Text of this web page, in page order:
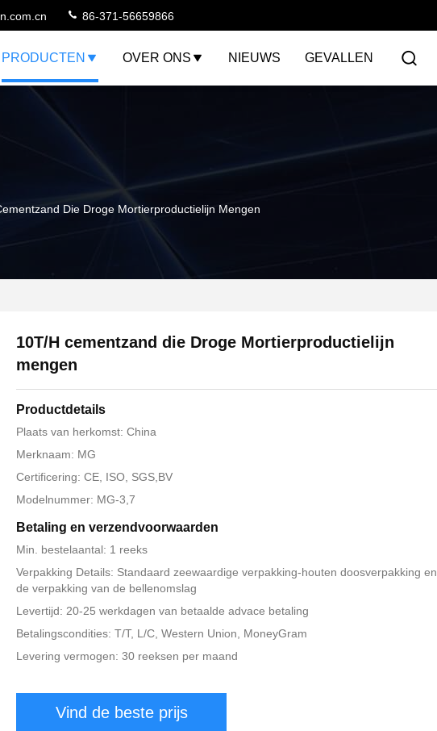
86-371-56659866
PRODUCTEN OVER ONS NIEUWS GEVALLEN
Die Droge Mortierproductielijn Mengen
10T/H cementzand die Droge Mortierproductielijn
mengen
Productdetails
Plaats van herkomst: China
Merknaam: MG
Certificering: CE, ISO, SGS,BV
Modelnummer: MG-3,7
Betaling en verzendvoorwaarden
Min. bestelaantal: 1 reeks
Verpakking Details: Standaard zeewaardige verpakking-houten doosverpakking en
de verpakking van de bellenomslag
Levertijd: 20-25 werkdagen van betaalde advace betaling
Betalingscondities: T/T, L/C, Western Union, MoneyGram
Levering vermogen: 30 reeksen per maand
Vind de beste prijs